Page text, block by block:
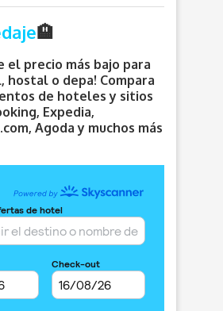
🏨
el precio más bajo para
hostal o depa! Compara
de hoteles y sitios
Expedia,
Agoda y muchos más